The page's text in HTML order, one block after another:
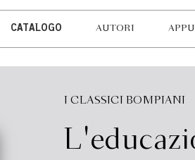
CATALOGO AUTORI
I CLASSICI BOMPIANI